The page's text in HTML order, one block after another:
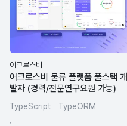
어크로스비
어크로스비 물류 플랫폼 풀스택 개
발자 (경력/전문연구요원 가능)
TypeScript
TypeORM